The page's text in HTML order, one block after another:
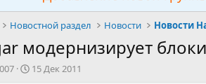
Новостной раздел Новости Новости
модернизирует
Д15 Дек 2011